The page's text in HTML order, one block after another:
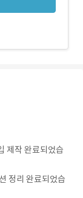
제작 완료되었습
정리 완료되었습